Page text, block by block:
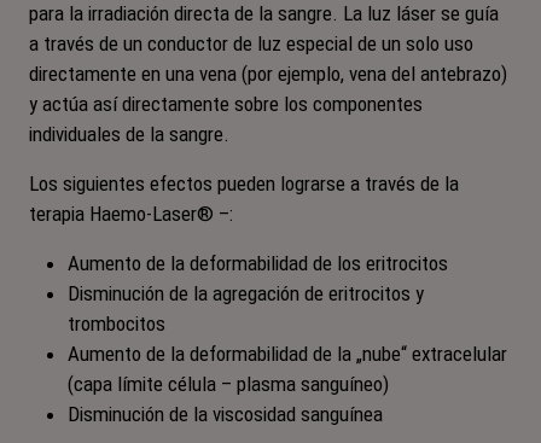
para la irradiación directa de la sangre. La luz láser se guía
a través de un conductor de luz especial de un solo uso
directamente en una vena (por ejemplo, vena del antebrazo)
y actúa así directamente sobre los componentes
individuales de la sangre.
Los siguientes efectos pueden lograrse a través de la
terapia Haemo-Laser® –:
Aumento de la deformabilidad de los eritrocitos
Disminución de la agregación de eritrocitos y
trombocitos
Aumento de la deformabilidad de la „nube“ extracelular
(capa límite célula – plasma sanguíneo)
Disminución de la viscosidad sanguínea